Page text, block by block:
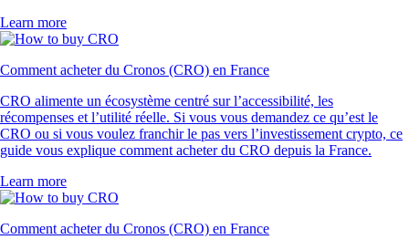
Learn more
Comment acheter du Cronos (CRO) en France
CRO alimente un écosystème centré sur l’accessibilité, les
récompenses et l’utilité réelle. Si vous vous demandez ce qu’est le
CRO ou si vous voulez franchir le pas vers l’investissement crypto, ce
guide vous explique comment acheter du CRO depuis la France.
Learn more
Comment acheter du Cronos (CRO) en France